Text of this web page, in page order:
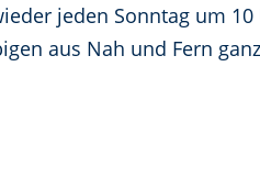
jeden Sonntag um
aus Nah und Fern